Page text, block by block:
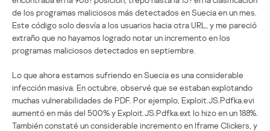
de los programas maliciosos más detectados en Suecia en un mes.
Este código solo desvía a los usuarios hacia otra URL, y me pareció
extraño que no hayamos logrado notar un incremento en los
programas maliciosos detectados en septiembre.
Lo que ahora estamos sufriendo en Suecia es una considerable
infección masiva. En octubre, observé que se estaban explotando
muchas vulnerabilidades de PDF. Por ejemplo, Exploit.JS.Pdfka.evi
aumentó en más del 500% y Exploit.JS.Pdfka.ext lo hizo en un 188%.
También constaté un considerable incremento en Iframe Clickers, y